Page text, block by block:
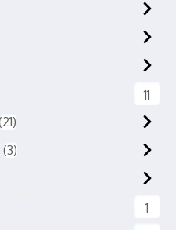
11
21
3
1